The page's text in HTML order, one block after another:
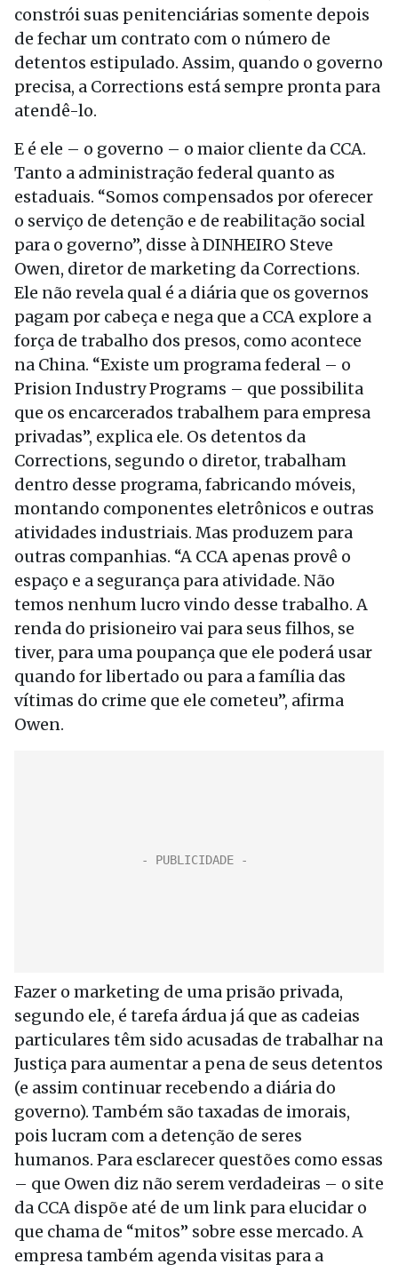
constrói suas penitenciárias somente depois
de fechar um contrato com o número de
detentos estipulado. Assim, quando o governo
precisa, a Corrections está sempre pronta para
atendê-lo.
E é ele – o governo – o maior cliente da CCA.
Tanto a administração federal quanto as
estaduais. “Somos compensados por oferecer
o serviço de detenção e de reabilitação social
para o governo”, disse à DINHEIRO Steve
Owen, diretor de marketing da Corrections.
Ele não revela qual é a diária que os governos
pagam por cabeça e nega que a CCA explore a
força de trabalho dos presos, como acontece
na China. “Existe um programa federal – o
Prision Industry Programs – que possibilita
que os encarcerados trabalhem para empresa
privadas”, explica ele. Os detentos da
Corrections, segundo o diretor, trabalham
dentro desse programa, fabricando móveis,
montando componentes eletrônicos e outras
atividades industriais. Mas produzem para
outras companhias. “A CCA apenas provê o
espaço e a segurança para atividade. Não
temos nenhum lucro vindo desse trabalho. A
renda do prisioneiro vai para seus filhos, se
tiver, para uma poupança que ele poderá usar
quando for libertado ou para a família das
vítimas do crime que ele cometeu”, afirma
Owen.
Fazer o marketing de uma prisão privada,
segundo ele, é tarefa árdua já que as cadeias
particulares têm sido acusadas de trabalhar na
Justiça para aumentar a pena de seus detentos
(e assim continuar recebendo a diária do
governo). Também são taxadas de imorais,
pois lucram com a detenção de seres
humanos. Para esclarecer questões como essas
– que Owen diz não serem verdadeiras – o site
da CCA dispõe até de um link para elucidar o
que chama de “mitos” sobre esse mercado. A
empresa também agenda visitas para a